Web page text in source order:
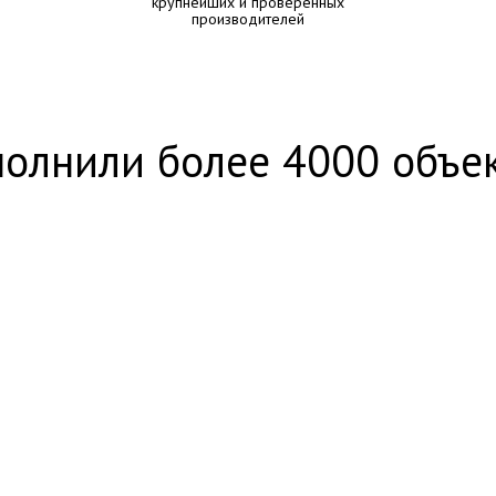
производителей
более 4000